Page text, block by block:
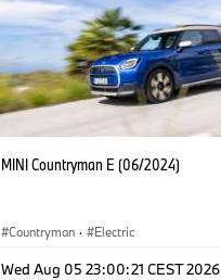
MINI Countryman E (06/2024)
Countryman · Electric
Wed Aug 05 23:00:21 CEST 2026